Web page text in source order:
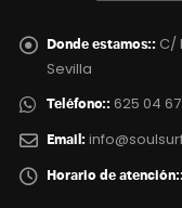
Donde estamos:: C/
Sevilla
Teléfono:: 625 04
Email:
Horario de atención::